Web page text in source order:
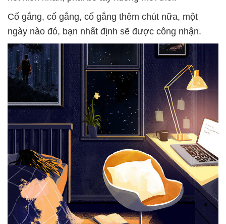
Cố gắng, cố gắng, cố gắng thêm chút nữa, một
ngày nào đó, bạn nhất định sẽ được công nhận.